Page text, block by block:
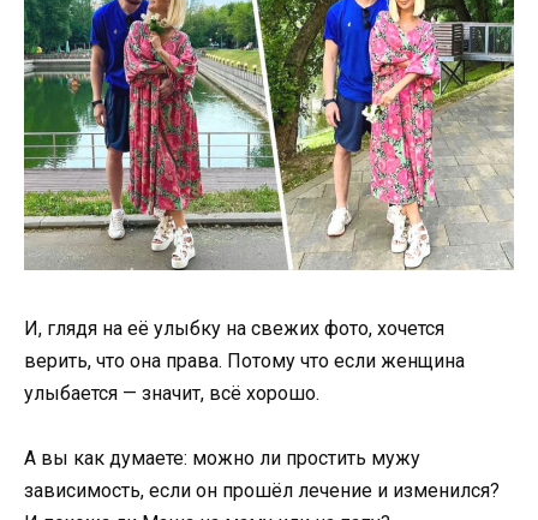
И, глядя на её улыбку на свежих фото, хочется
верить, что она права. Потому что если женщина
улыбается — значит, всё хорошо.
А вы как думаете: можно ли простить мужу
зависимость, если он прошёл лечение и изменился?